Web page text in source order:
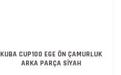
KUBA CUP100 EGE ÖN ÇAMURLUK
ARKA PARÇA SİYAH